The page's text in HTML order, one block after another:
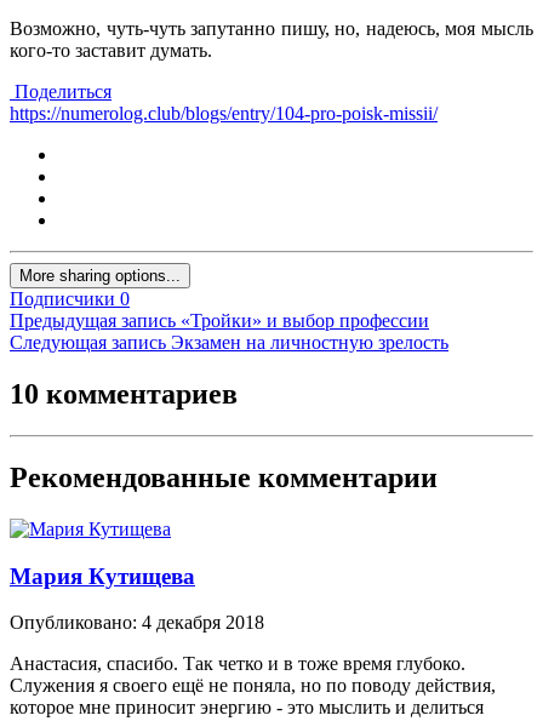
Возможно, чуть-чуть запутанно пишу, но, надеюсь, моя мысль
кого-то заставит думать.
Поделиться
https://numerolog.club/blogs/entry/104-pro-poisk-missii/
More sharing options...
Подписчики 0
Предыдущая запись «Тройки» и выбор профессии
Следующая запись Экзамен на личностную зрелость
10 комментариев
Рекомендованные комментарии
Мария Кутищева
Опубликовано: 4 декабря 2018
Анастасия, спасибо. Так четко и в тоже время глубоко.
Служения я своего ещё не поняла, но по поводу действия,
которое мне приносит энергию - это мыслить и делиться